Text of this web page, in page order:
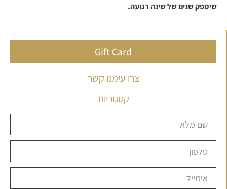
שיספקשניםשלשינהרגועה.
Gift Card
צרו עימנו קשר
קטגוריות